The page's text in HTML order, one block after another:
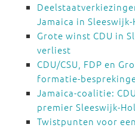
Jamaica in
Grote winst CDU in
verliest
CDU/CSU, FDP en
formatie-
Jamaica-coalitie:
premier Sleeswijk-
Twistpunten voor